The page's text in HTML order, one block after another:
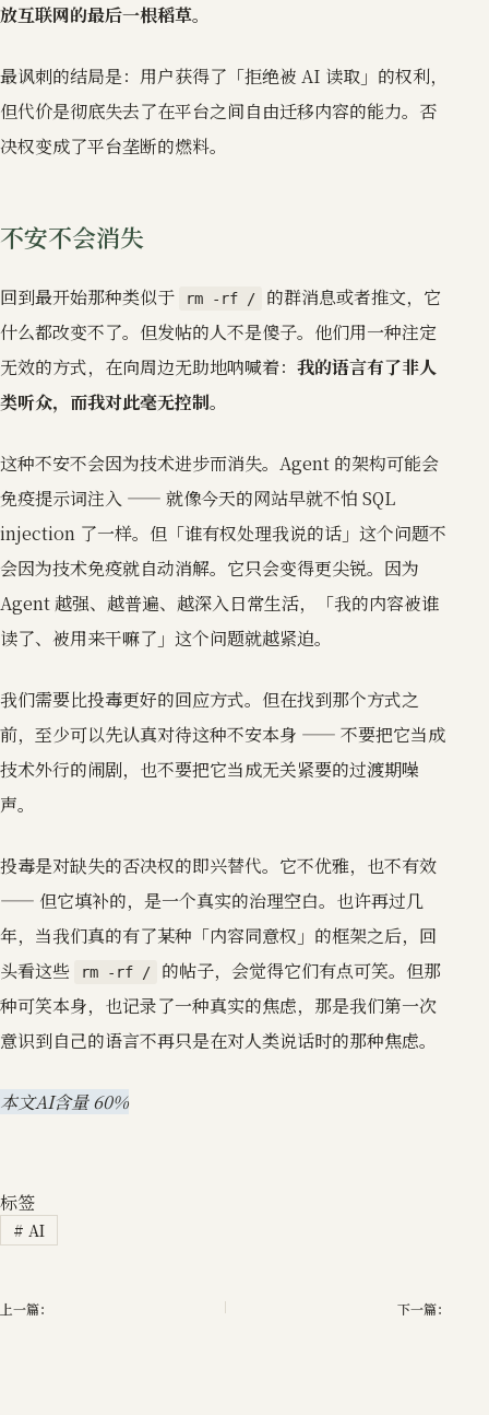
放互联网的最后一根稻草。
最讽刺的结局是：用户获得了「拒绝被 AI 读取」的权利，
但代价是彻底失去了在平台之间自由迁移内容的能力。否
决权变成了平台垄断的燃料。
不安不会消失
回到最开始那种类似于 rm -rf /
的群消息或者推文，它
什么都改变不了。但发帖的人不是傻子。他们用一种注定
无效的方式，在向周边无助地呐喊着： 我的语言有了非人
类听众，而我对此毫无控制。
这种不安不会因为技术进步而消失。Agent 的架构可能会
免疫提示词注入 —— 就像今天的网站早就不怕 SQL
injection 了一样。但「谁有权处理我说的话」这个问题不
会因为技术免疫就自动消解。它只会变得更尖锐。因为
Agent 越强、越普遍、越深入日常生活，「我的内容被谁
读了、被用来干嘛了」这个问题就越紧迫。
我们需要比投毒更好的回应方式。但在找到那个方式之
前，至少可以先认真对待这种不安本身 —— 不要把它当成
技术外行的闹剧，也不要把它当成无关紧要的过渡期噪
声。
投毒是对缺失的否决权的即兴替代。它不优雅，也不有效
—— 但它填补的，是一个真实的治理空白。也许再过几
年，当我们真的有了某种「内容同意权」的框架之后，回
头看这些
rm -rf /
的帖子，会觉得它们有点可笑。但那
种可笑本身，也记录了一种真实的焦虑，那是我们第一次
意识到自己的语言不再只是在对人类说话时的那种焦虑。
本文AI含量 60%
标签
# AI
上一篇： 下一篇：